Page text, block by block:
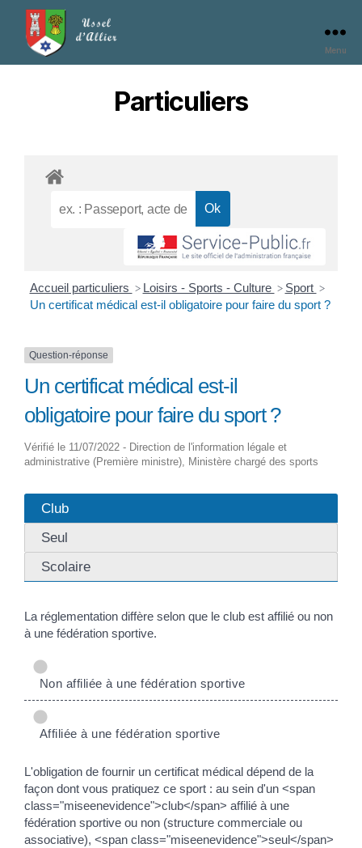
Menu
Particuliers
Accueil particuliers > Loisirs - Sports - Culture > Sport >
Un certificat médical est-il obligatoire pour faire du sport ?
Question-réponse
Un certificat médical est-il
obligatoire pour faire du sport ?
Vérifié le 11/07/2022 - Direction de l'information légale et
administrative (Première ministre), Ministère chargé des sports
Club
Seul
Scolaire
La réglementation diffère selon que le club est affilié ou non
à une fédération sportive.
Non affiliée à une fédération sportive
Affiliée à une fédération sportive
L'obligation de fournir un certificat médical dépend de la
façon dont vous pratiquez ce sport : au sein d'un <span
class="miseenevidence">club</span> affilié à une
fédération sportive ou non (structure commerciale ou
associative), <span class="miseenevidence">seul</span>